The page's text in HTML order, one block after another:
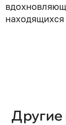
находящихся
Другие